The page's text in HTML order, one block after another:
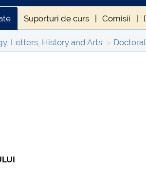
Suporturi de curs Comisii
Etică și integritate Orar
Letters, History and Arts
26.03.2026